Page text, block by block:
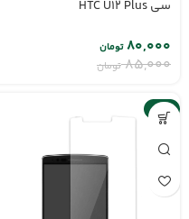
سی HTC U12 Plus
۸۵,۰۰۰ تومان
۸۰,۰۰۰تومان
-6%